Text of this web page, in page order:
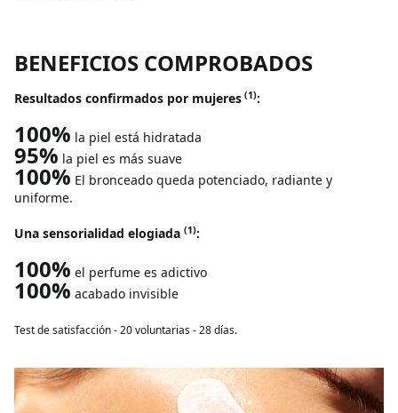
BENEFICIOS COMPROBADOS
Resultados confirmados por mujeres (1):
100% la piel está hidratada
95% la piel es más suave
100% El bronceado queda potenciado, radiante y
uniforme.
Una sensorialidad elogiada (1):
100% el perfume es adictivo
100% acabado invisible
Test de satisfacción - 20 voluntarias - 28 días.